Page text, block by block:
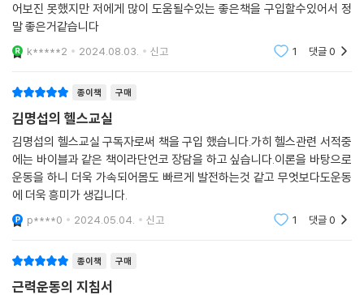
어보진 못했지만 저에게 많이 도움될수있는 좋은책을 구입할수있어서 정
말 좋은거같습니다
k*****2 2024.08.03. 신고 1 댓글0
종이책 구매
김명섭의 헬스교실
김명섭의 헬스교실 구독자로써 책을 구입 했습니다.가히 헬스관련 서적중
에는 바이블과 같은 책이라단언코 장담을 하고 싶습니다.이론을 바탕으로
운동을 하니 더욱 가속되어몸도 빠르게 발전하는것 같고 무엇보다도운동
에 더욱 흥미가 생깁니다.
p****0 2024.05.04. 신고 1 댓글0
종이책 구매
근력운동의 지침서